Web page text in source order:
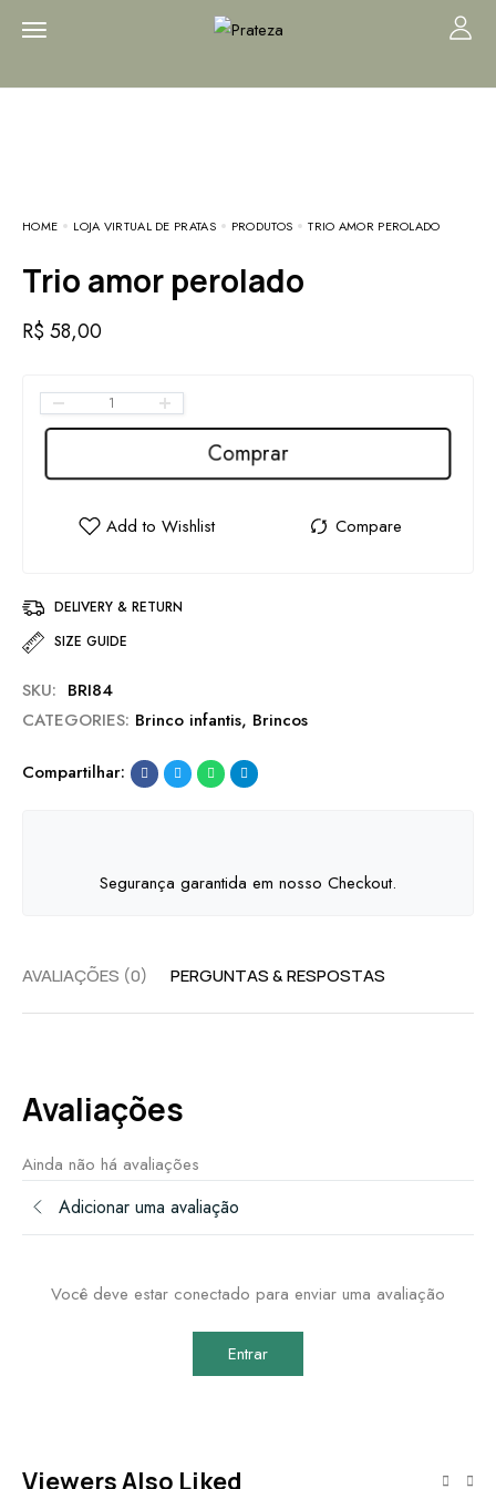
HOME LOJA VIRTUAL DE PRATAS PRODUTOS TRIO AMOR PEROLADO
Trio amor perolado
R$58,00
Comprar
DELIVERY & RETURN
SIZE GUIDE
SKU: BRI84
CATEGORIES: Brinco infantis, Brincos
Compartilhar:
Segurança garantida em nosso Checkout.
AVALIAÇÕES (0) PERGUNTAS & RESPOSTAS
Avaliações
Ainda não há avaliações
Adicionar uma avaliação
Você deve estar conectado para enviar uma avaliação
Entrar
Viewers Also Liked